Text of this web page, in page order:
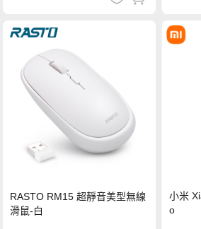
RASTO RM15 超靜音美型無線
滑鼠-白
小米
o